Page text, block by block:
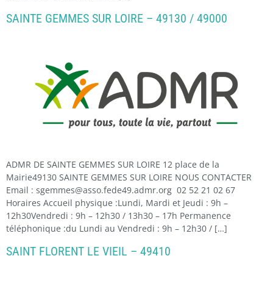
SAINTE GEMMES SUR LOIRE – 49130 / 49000
ADMR DE SAINTE GEMMES SUR LOIRE 12 place de la
Mairie49130 SAINTE GEMMES SUR LOIRE NOUS CONTACTER
Email : sgemmes@asso.fede49.admr.org 02 52 21 02 67
Horaires Accueil physique :Lundi, Mardi et Jeudi : 9h –
12h30Vendredi : 9h – 12h30 / 13h30 – 17h Permanence
téléphonique :du Lundi au Vendredi : 9h – 12h30 / […]
SAINT FLORENT LE VIEIL – 49410